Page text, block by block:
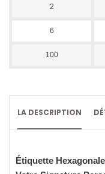
2
6
100
LA DESCRIPTION
Étiquette